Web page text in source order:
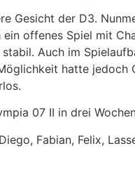
Gesicht der D3.
offenes Spiel mit
Auch im
hatte jedoch
07 II in drei
Fabian, Felix,